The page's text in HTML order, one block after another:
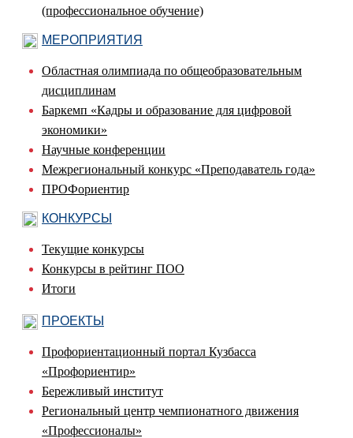
(профессиональное обучение)
МЕРОПРИЯТИЯ
Областная олимпиада по общеобразовательным
дисциплинам
Баркемп «Кадры и образование для цифровой
экономики»
Научные конференции
Межрегиональный конкурс «Преподаватель года»
ПРОФориентир
КОНКУРСЫ
Текущие конкурсы
Конкурсы в рейтинг ПОО
Итоги
ПРОЕКТЫ
Профориентационный портал Кузбасса
«Профориентир»
Бережливый институт
Региональный центр чемпионатного движения
«Профессионалы»